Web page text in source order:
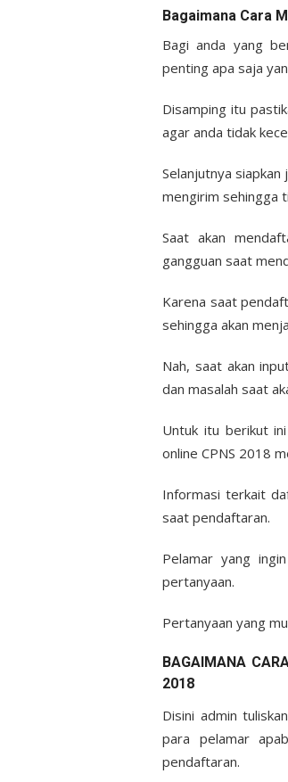
Bagaimana Cara
Bagi anda yang
penting apa saja
Disamping itu
agar anda tidak
Selanjutnya
mengirim sehingga
Saat akan
gangguan saat
Karena saat
sehingga akan
Nah, saat akan
dan masalah saat
Untuk itu berikut
online CPNS 2018
Informasi terkait
saat pendaftaran.
Pelamar yang
pertanyaan.
Pertanyaan yang
BAGAIMANA
2018
Disini admin
para pelamar
pendaftaran.